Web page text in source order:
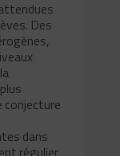
Des
conjecture
dans
régulier